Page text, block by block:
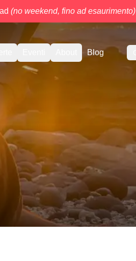
(no weekend, fino ad esaurimento)
Blog